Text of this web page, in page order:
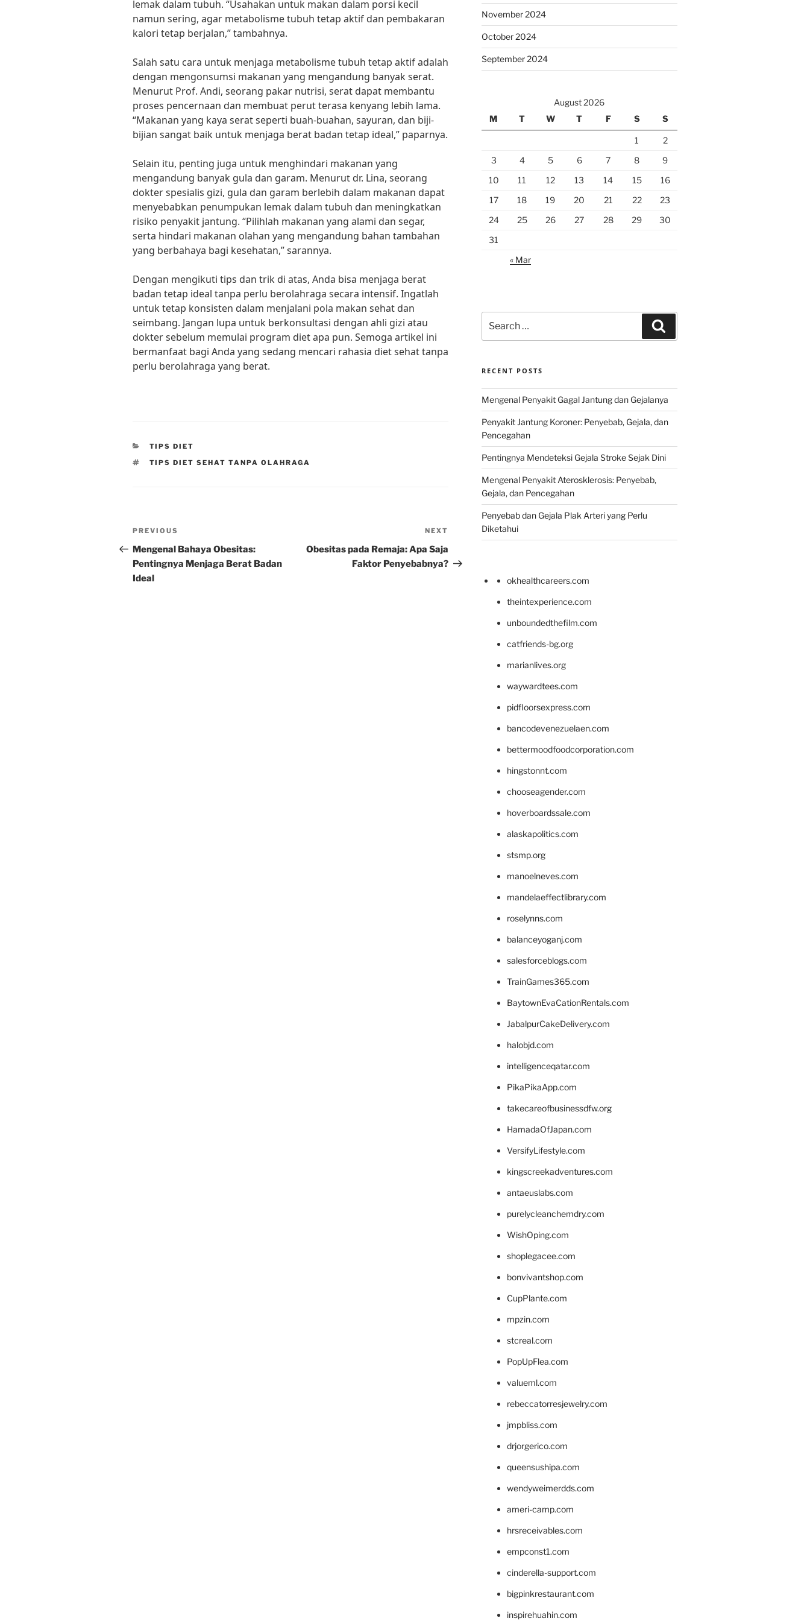
lemak dalam tubuh. “Usahakan untuk makan dalam porsi kecil
namun sering, agar metabolisme tubuh tetap aktif dan pembakaran
kalori tetap berjalan,” tambahnya.
Salah satu cara untuk menjaga metabolisme tubuh tetap aktif adalah
dengan mengonsumsi makanan yang mengandung banyak serat.
Menurut Prof. Andi, seorang pakar nutrisi, serat dapat membantu
proses pencernaan dan membuat perut terasa kenyang lebih lama.
“Makanan yang kaya serat seperti buah-buahan, sayuran, dan biji-
bijian sangat baik untuk menjaga berat badan tetap ideal,” paparnya.
Selain itu, penting juga untuk menghindari makanan yang
mengandung banyak gula dan garam. Menurut dr. Lina, seorang
dokter spesialis gizi, gula dan garam berlebih dalam makanan dapat
menyebabkan penumpukan lemak dalam tubuh dan meningkatkan
risiko penyakit jantung. “Pilihlah makanan yang alami dan segar,
serta hindari makanan olahan yang mengandung bahan tambahan
yang berbahaya bagi kesehatan,” sarannya.
Dengan mengikuti tips dan trik di atas, Anda bisa menjaga berat
badan tetap ideal tanpa perlu berolahraga secara intensif. Ingatlah
untuk tetap konsisten dalam menjalani pola makan sehat dan
seimbang. Jangan lupa untuk berkonsultasi dengan ahli gizi atau
dokter sebelum memulai program diet apa pun. Semoga artikel ini
bermanfaat bagi Anda yang sedang mencari rahasia diet sehat tanpa
perlu berolahraga yang berat.
CATEGORIES
TIPS DIET
TAGS
TIPS DIET SEHAT TANPA OLAHRAGA
Post
navigation
Previous
Post
PREVIOUS
Mengenal Bahaya Obesitas:
Pentingnya Menjaga Berat Badan
Ideal
NEXT
Obesitas pada Remaja: Apa Saja
Faktor Penyebabnya?
November 2024
October 2024
September 2024
August 2026
M
T W T F S S
1
2
3
4 5 6 7 8
9
10
11 12 13 14 15
16
17
18 19 20 21 22
23
24
25 26 27 28 29
30
31
« Mar
for:
RECENT POSTS
Mengenal Penyakit Gagal Jantung dan Gejalanya
Penyakit Jantung Koroner: Penyebab, Gejala, dan
Pencegahan
Pentingnya Mendeteksi Gejala Stroke Sejak Dini
Mengenal Penyakit Aterosklerosis: Penyebab,
Gejala, dan Pencegahan
Penyebab dan Gejala Plak Arteri yang Perlu
Diketahui
okhealthcareers.com
theintexperience.com
unboundedthefilm.com
catfriends-bg.org
marianlives.org
waywardtees.com
pidfloorsexpress.com
bancodevenezuelaen.com
bettermoodfoodcorporation.com
hingstonnt.com
chooseagender.com
hoverboardssale.com
alaskapolitics.com
stsmp.org
manoelneves.com
mandelaeffectlibrary.com
roselynns.com
balanceyoganj.com
salesforceblogs.com
TrainGames365.com
BaytownEvaCationRentals.com
JabalpurCakeDelivery.com
halobjd.com
intelligenceqatar.com
PikaPikaApp.com
takecareofbusinessdfw.org
HamadaOfJapan.com
VersifyLifestyle.com
kingscreekadventures.com
antaeuslabs.com
purelycleanchemdry.com
WishOping.com
shoplegacee.com
bonvivantshop.com
CupPlante.com
mpzin.com
stcreal.com
PopUpFlea.com
valueml.com
rebeccatorresjewelry.com
jmpbliss.com
drjorgerico.com
queensushipa.com
wendyweimerdds.com
ameri-camp.com
hrsreceivables.com
empconst1.com
cinderella-support.com
bigpinkrestaurant.com
inspirehuahin.com